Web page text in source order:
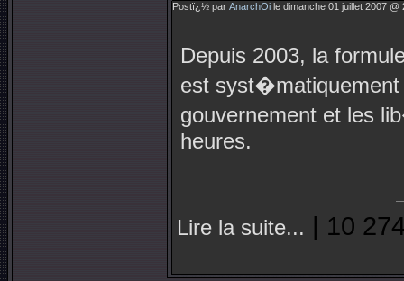
Postï¿½ par AnarchOi le dimanche 01 juillet 2007 @
Depuis 2003, la
est
gouvernement et les
heures.
Lire la suite... | 10